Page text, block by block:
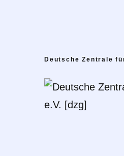
Deutsche Zentrale